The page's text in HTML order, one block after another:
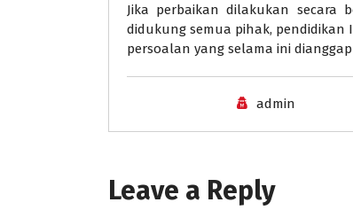
Jika perbaikan dilakukan secara
didukung semua pihak,
persoalan yang selama ini dianggap
admin
Leave a Reply